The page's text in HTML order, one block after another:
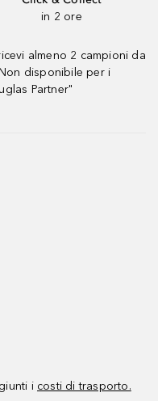
in 2 ore
almeno 2 campioni da
disponibile per i
Partner"
i costi di trasporto.